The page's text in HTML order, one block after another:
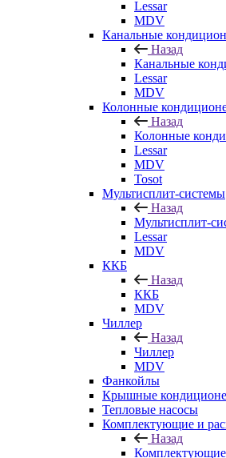
Lessar
MDV
Канальные
Назад
Канальные
Lessar
MDV
Колонные
Назад
Колонные
Lessar
MDV
Tosot
Мультисплит-системы
Назад
Мультисплит-
Lessar
MDV
ККБ
Назад
ККБ
MDV
Чиллер
Назад
Чиллер
MDV
Фанкойлы
Крышные
Тепловые насосы
Комплектующие и
Назад